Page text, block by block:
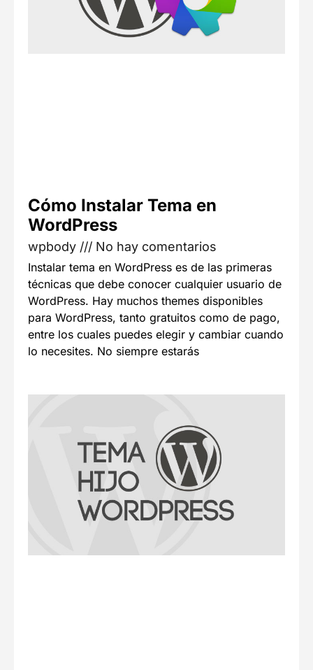
Cómo Instalar Tema en
WordPress
wpbody No hay comentarios
Instalar tema en WordPress es de las primeras
técnicas que debe conocer cualquier usuario de
WordPress. Hay muchos themes disponibles
para WordPress, tanto gratuitos como de pago,
entre los cuales puedes elegir y cambiar cuando
lo necesites. No siempre estarás